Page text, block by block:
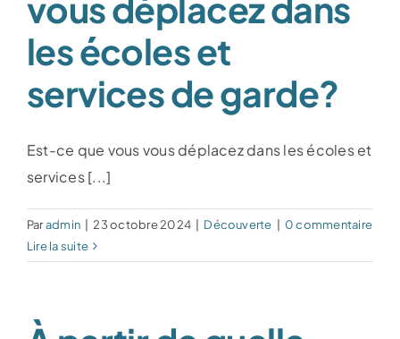
les écoles et
services de garde?
Est-ce que vous vous déplacez dans les écoles et
services [...]
Paradmin 23 octobre 2024 Découverte
0 commentaire
Lire la suite